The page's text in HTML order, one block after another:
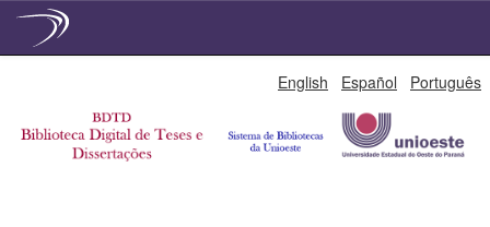
English Español Português